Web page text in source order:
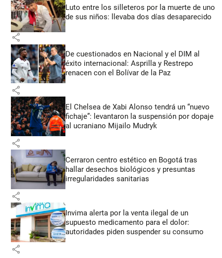
Luto entre los silleteros por la muerte de uno
de sus niños: llevaba dos días desaparecido
share
De cuestionados en Nacional y el DIM al
éxito internacional: Asprilla y Restrepo
renacen con el Bolívar de la Paz
share
El Chelsea de Xabi Alonso tendrá un “nuevo
fichaje”: levantaron la suspensión por dopaje
al ucraniano Mijailo Mudryk
share
Cerraron centro estético en Bogotá tras
hallar desechos biológicos y presuntas
irregularidades sanitarias
share
Invima alerta por la venta ilegal de un
supuesto medicamento para el dolor:
autoridades piden suspender su consumo
share